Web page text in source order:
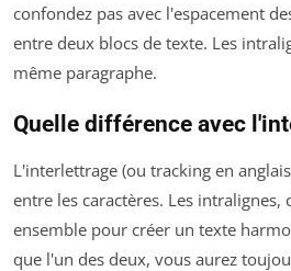
confondez pas avec l'espacement
entre deux blocs de texte. Les
même paragraphe.
Quelle différence avec
L'interlettrage (ou tracking en
entre les caractères. Les
ensemble pour créer un texte
que l'un des deux, vous aurez